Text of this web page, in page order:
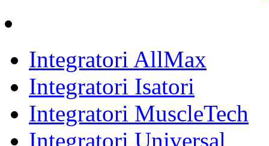
Integratori AllMax
Integratori Isatori
Integratori MuscleTech
Integratori Universal